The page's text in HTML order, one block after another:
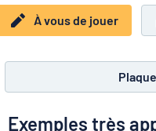
Plaques animaux
Plaques enfants
aux
lettres
Maison
et
et
À vous de jouer
Exemples très